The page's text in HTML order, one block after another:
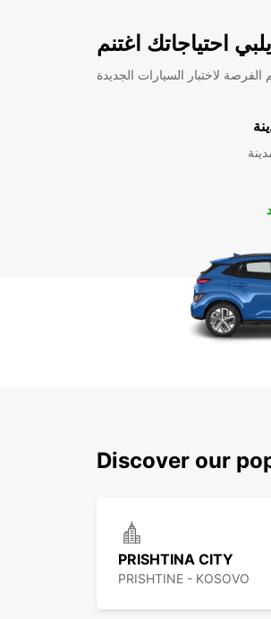
احتياجاتك اغتنم
الفرصة لاختبار السيارات الجديدة
Discover our
PRISHTINA CITY
PRISHTINE - KOSOVO